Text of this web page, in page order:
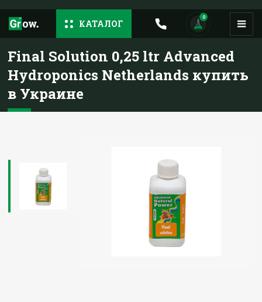
КАТАЛОГ
0
Final Solution 0,25 ltr Advanced
Hydroponics Netherlands купить
в Украине